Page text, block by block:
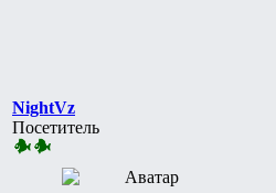
NightVz
Посетитель